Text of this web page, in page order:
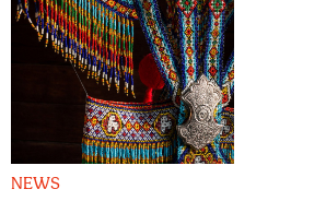
NEWS